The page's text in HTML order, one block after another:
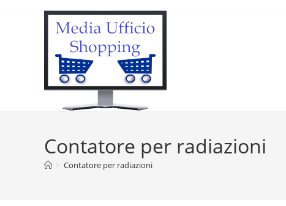
Contatore per radiazioni
> Contatore per radiazioni